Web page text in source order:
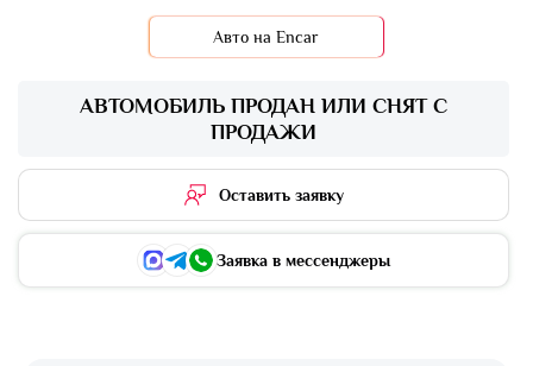
АВТОМОБИЛЬ ПРОДАН ИЛИ СНЯТ С
ПРОДАЖИ
Оставить заявку
Заявка в мессенджеры
Авто на Encar